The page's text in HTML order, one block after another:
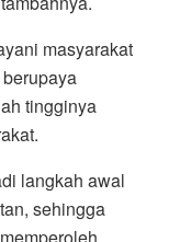
masyarakat
tingginya
langkah awal
sehingga